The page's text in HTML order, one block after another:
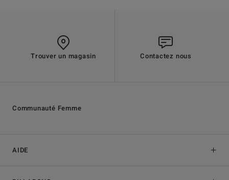
Trouver un magasin Contactez nous
AIDE
Communauté Femme